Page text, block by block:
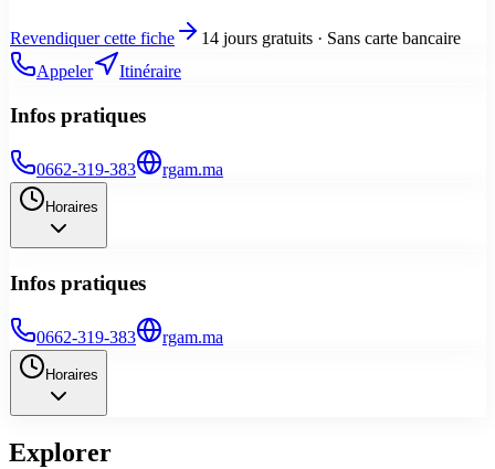
Revendiquer cette fiche
14 jours gratuits · Sans carte bancaire
Appeler
Itinéraire
Infos pratiques
0662-319-383 rgam.ma
Horaires
Infos pratiques
0662-319-383 rgam.ma
Horaires
Explorer